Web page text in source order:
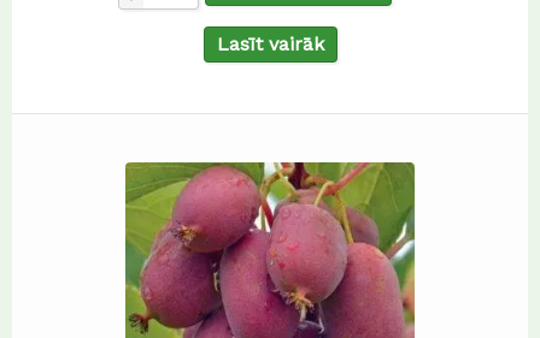
Lasīt vairāk